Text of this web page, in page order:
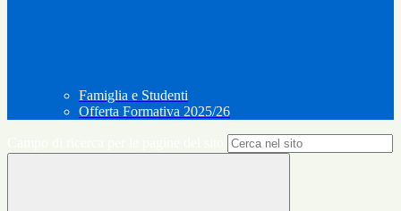
Famiglia e Studenti
Offerta Formativa 2025/26